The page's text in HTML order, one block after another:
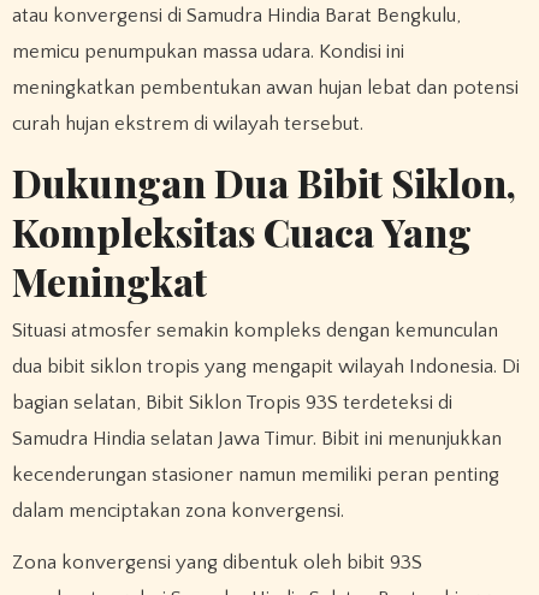
atau konvergensi di Samudra Hindia Barat Bengkulu,
memicu penumpukan massa udara. Kondisi ini
meningkatkan pembentukan awan hujan lebat dan potensi
curah hujan ekstrem di wilayah tersebut.
Dukungan Dua Bibit Siklon,
Kompleksitas Cuaca Yang
Meningkat
Situasi atmosfer semakin kompleks dengan kemunculan
dua bibit siklon tropis yang mengapit wilayah Indonesia. Di
bagian selatan, Bibit Siklon Tropis 93S terdeteksi di
Samudra Hindia selatan Jawa Timur. Bibit ini menunjukkan
kecenderungan stasioner namun memiliki peran penting
dalam menciptakan zona konvergensi.
Zona konvergensi yang dibentuk oleh bibit 93S